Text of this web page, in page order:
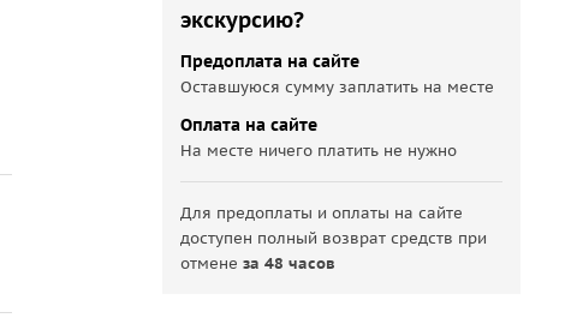
экскурсию?
Предоплата на сайте
Оставшуюся сумму заплатить на месте
Оплата на сайте
На месте ничего платить не нужно
Для предоплаты и оплаты на сайте
доступен полный возврат средств при
отменеза 48 часов